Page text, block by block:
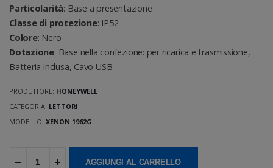
Particolarità: Base a presentazione
Classe di protezione: IP52
Colore: Nero
Dotazione: Base nella confezione: per ricarica e trasmissione,
Batteria inclusa, Cavo USB
PRODUTTORE: HONEYWELL
CATEGORIA: LETTORI
MODELLO:XENON 1962G
AGGIUNGI AL CARRELLO